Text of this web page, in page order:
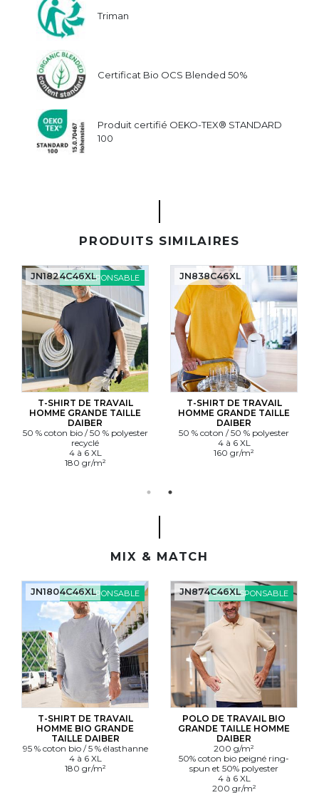
Triman
Certificat Bio OCS Blended 50%
Produit certifié OEKO-TEX® STANDARD
100
PRODUITS SIMILAIRES
ÉCORESPONSABLE
T-SHIRT DE TRAVAIL
HOMME GRANDE TAILLE
DAIBER
50 % coton bio / 50 % polyester
recyclé
4 à 6 XL
180 gr/m²
JN1824C46XL
T-SHIRT DE TRAVAIL
HOMME GRANDE TAILLE
DAIBER
50 % coton / 50 % polyester
4 à 6 XL
160 gr/m²
JN838C46XL
MIX & MATCH
ÉCORESPONSABLE
T-SHIRT DE TRAVAIL
HOMME BIO GRANDE
TAILLE DAIBER
95 % coton bio / 5 % élasthanne
4 à 6 XL
180 gr/m²
JN1804C46XL ÉCORESPONSABLE
POLO DE TRAVAIL BIO
GRANDE TAILLE HOMME
DAIBER
200 g/m²
50% coton bio peigné ring-
spun et 50% polyester
4 à 6 XL
200 gr/m²
JN874C46XL